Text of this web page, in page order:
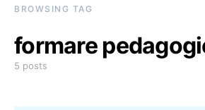
BROWSING TAG
formare
5 posts